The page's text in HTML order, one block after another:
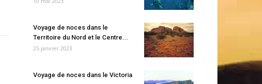
Voyage de noces dans le
Territoire du Nord et le Centre...
25 janvier 2023
Voyage de noces dans le Victoria